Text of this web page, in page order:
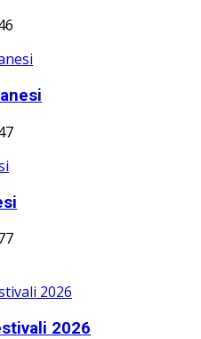
2026